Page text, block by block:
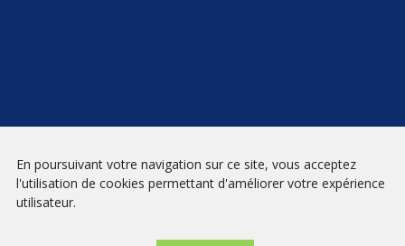
NEWSLETTER
En poursuivant votre navigation sur ce site, vous acceptez
l'utilisation de cookies permettant d'améliorer votre expérience
utilisateur.